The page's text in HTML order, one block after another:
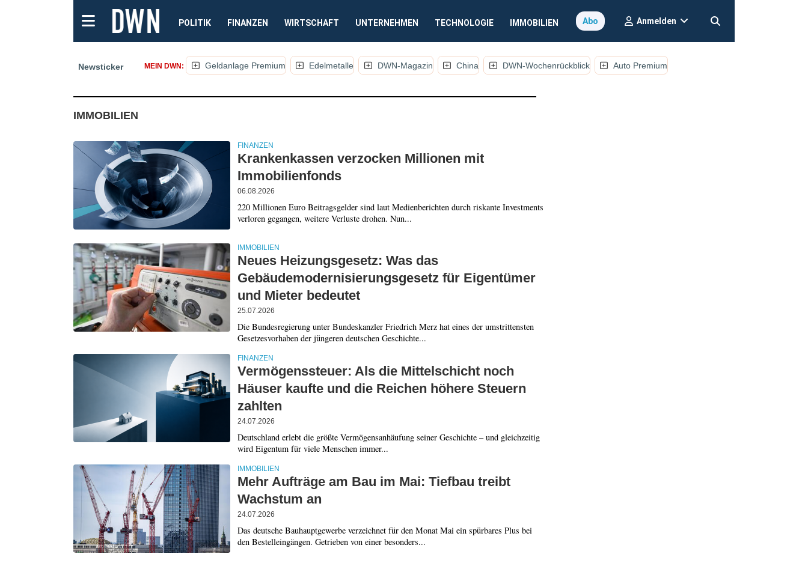
POLITIK FINANZEN WIRTSCHAFT UNTERNEHMEN TECHNOLOGIE IMMOBILIEN Abo Anmelden
Newsticker MEIN DWN: Geldanlage Premium Edelmetalle DWN-Magazin China DWN-Wochenrückblick Auto Premium
IMMOBILIEN
FINANZEN
Krankenkassen verzocken Millionen mit
Immobilienfonds
06.08.2026
220 Millionen Euro Beitragsgelder sind laut Medienberichten durch riskante Investments
verloren gegangen, weitere Verluste drohen. Nun...
IMMOBILIEN
Neues Heizungsgesetz: Was das
Gebäudemodernisierungsgesetz für Eigentümer
und Mieter bedeutet
25.07.2026
Die Bundesregierung unter Bundeskanzler Friedrich Merz hat eines der umstrittensten
Gesetzesvorhaben der jüngeren deutschen Geschichte...
FINANZEN
Vermögenssteuer: Als die Mittelschicht noch
Häuser kaufte und die Reichen höhere Steuern
zahlten
24.07.2026
Deutschland erlebt die größte Vermögensanhäufung seiner Geschichte – und gleichzeitig
wird Eigentum für viele Menschen immer...
IMMOBILIEN
Mehr Aufträge am Bau im Mai: Tiefbau treibt
Wachstum an
24.07.2026
Das deutsche Bauhauptgewerbe verzeichnet für den Monat Mai ein spürbares Plus bei
den Bestelleingängen. Getrieben von einer besonders...